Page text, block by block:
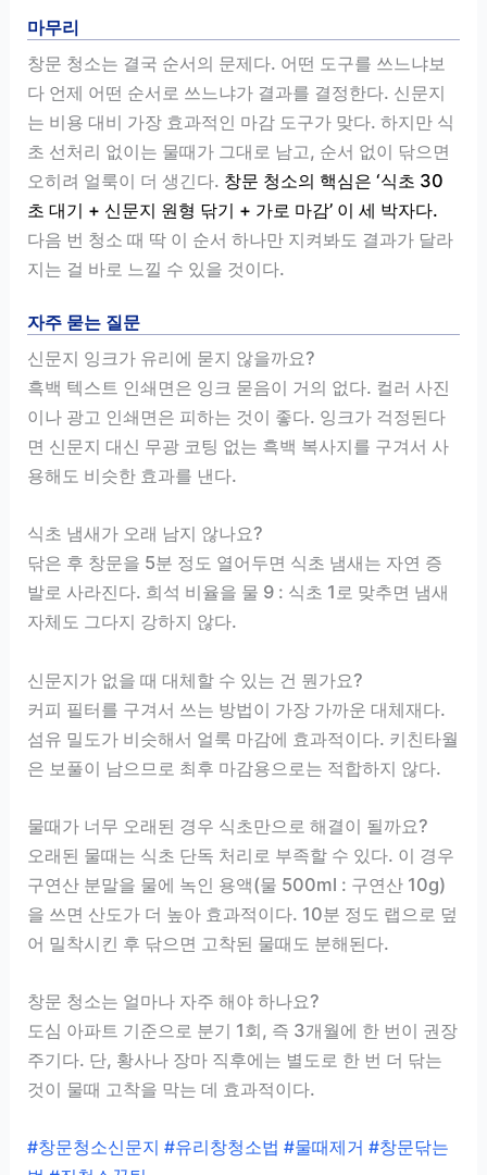
마무리
창문 청소는 결국 순서의 문제다. 어떤 도구를 쓰느냐보
다 언제 어떤 순서로 쓰느냐가 결과를 결정한다. 신문지
는 비용 대비 가장 효과적인 마감 도구가 맞다. 하지만 식
초 선처리 없이는 물때가 그대로 남고, 순서 없이 닦으면
오히려 얼룩이 더 생긴다. 창문 청소의 핵심은 ‘식초 30
초 대기 + 신문지 원형 닦기 + 가로 마감’ 이 세 박자다.
다음 번 청소 때 딱 이 순서 하나만 지켜봐도 결과가 달라
지는 걸 바로 느낄 수 있을 것이다.
자주 묻는 질문
신문지 잉크가 유리에 묻지 않을까요?
흑백 텍스트 인쇄면은 잉크 묻음이 거의 없다. 컬러 사진
이나 광고 인쇄면은 피하는 것이 좋다. 잉크가 걱정된다
면 신문지 대신 무광 코팅 없는 흑백 복사지를 구겨서 사
용해도 비슷한 효과를 낸다.
식초 냄새가 오래 남지 않나요?
닦은 후 창문을 5분 정도 열어두면 식초 냄새는 자연 증
발로 사라진다. 희석 비율을 물 9 : 식초 1로 맞추면 냄새
자체도 그다지 강하지 않다.
신문지가 없을 때 대체할 수 있는 건 뭔가요?
커피 필터를 구겨서 쓰는 방법이 가장 가까운 대체재다.
섬유 밀도가 비슷해서 얼룩 마감에 효과적이다. 키친타월
은 보풀이 남으므로 최후 마감용으로는 적합하지 않다.
물때가 너무 오래된 경우 식초만으로 해결이 될까요?
오래된 물때는 식초 단독 처리로 부족할 수 있다. 이 경우
구연산 분말을 물에 녹인 용액(물 500ml : 구연산 10g)
을 쓰면 산도가 더 높아 효과적이다. 10분 정도 랩으로 덮
어 밀착시킨 후 닦으면 고착된 물때도 분해된다.
창문 청소는 얼마나 자주 해야 하나요?
도심 아파트 기준으로 분기 1회, 즉 3개월에 한 번이 권장
주기다. 단, 황사나 장마 직후에는 별도로 한 번 더 닦는
것이 물때 고착을 막는 데 효과적이다.
#창문청소신문지 #유리창청소법 #물때제거 #창문닦는